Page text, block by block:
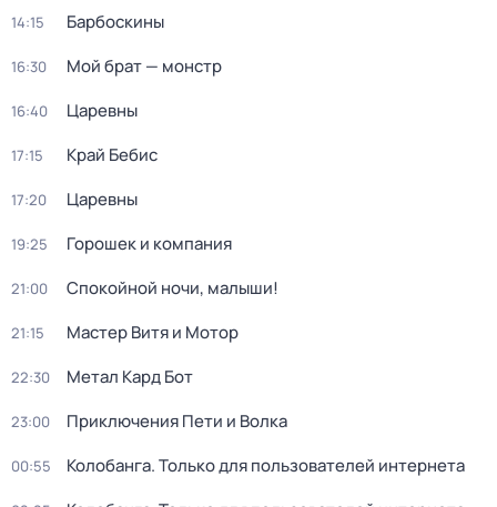
14:15 Барбоскины
16:30 Мой брат — монстр
16:40 Царевны
17:15 Край Бебис
17:20 Царевны
19:25 Горошек и компания
21:00 Спокойной ночи, малыши!
21:15 Мастер Витя и Мотор
22:30 Метал Кард Бот
23:00 Приключения Пети и Волка
00:55 Колобанга. Только для пользователей интернета